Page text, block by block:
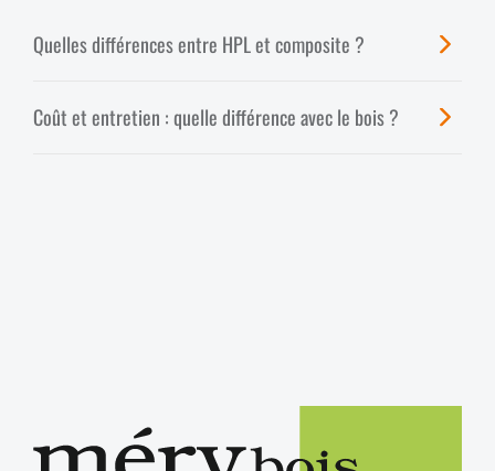
Quelles différences entre HPL et composite ?
Coût et entretien : quelle différence avec le bois ?